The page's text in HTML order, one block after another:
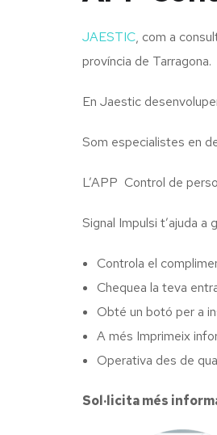
JAESTIC, com a
província de Tarragona.
En Jaestic
Som especialistes en
L’APP Control de
Signal Impulsi t’ajuda a
Controla el
Chequea la teva
Obté un botó per a
A més Imprimeix
Operativa des de
Sol·licita més